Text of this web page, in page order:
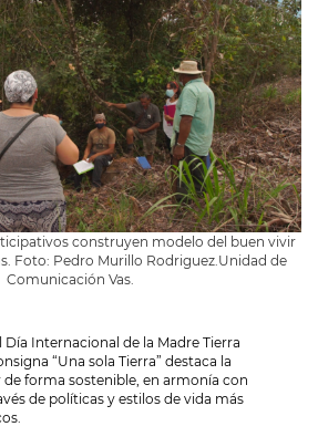
construyen modelo del buen vivir
Foto: Pedro Murillo Rodriguez.Unidad de
Comunicación Vas.
Día Internacional de la Madre Tierra
“Una sola Tierra” destaca la
de forma sostenible, en armonía con
de políticas y estilos de vida más